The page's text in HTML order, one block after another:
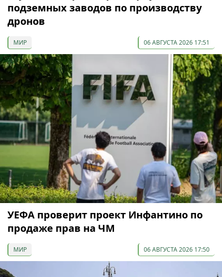
подземных заводов по производству
дронов
МИР 06 АВГУСТА 2026 17:51
УЕФА проверит проект Инфантино по
продаже прав на ЧМ
МИР 06 АВГУСТА 2026 17:50